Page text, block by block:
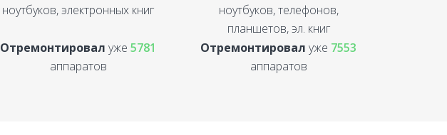
ноутбуков, электронных книг
Отремонтировалуже5781
аппаратов
ноутбуков, телефонов,
планшетов, эл. книг
Отремонтировалуже 7553
аппаратов